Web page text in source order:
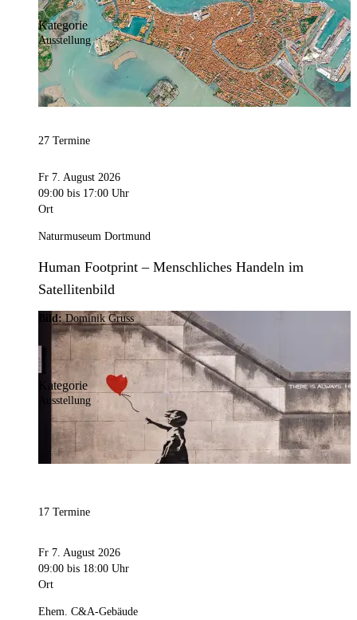
Kategorie
Ausstellung
27 Termine
Fr 7. August 2026
09:00 bis 17:00 Uhr
Ort
Naturmuseum Dortmund
Human Footprint – Menschliches Handeln im
Satellitenbild
Bild:Dominik Gruss
Kategorie
Ausstellung
17 Termine
Fr 7. August 2026
09:00 bis 18:00 Uhr
Ort
Ehem. C&A-Gebäude